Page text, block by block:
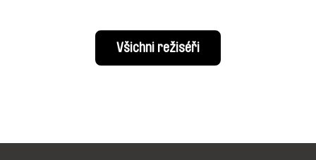
Všichni režiséři